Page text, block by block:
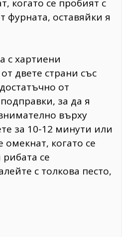
когато се пробият с
фурната, оставяйки я
с хартиени
двете страни със
от
за да я
върху
за 10-12 минути или
омекнат, когато се
се
с толкова песто,